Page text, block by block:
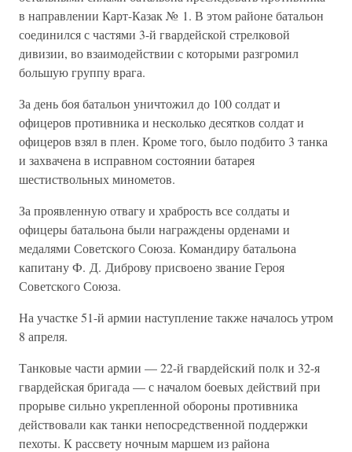
в направлении Карт-Казак № 1. В этом районе батальон
соединился с частями 3-й гвардейской стрелковой
дивизии, во взаимодействии с которыми разгромил
большую группу врага.
За день боя батальон уничтожил до 100 солдат и
офицеров противника и несколько десятков солдат и
офицеров взял в плен. Кроме того, было подбито 3 танка
и захвачена в исправном состоянии батарея
шестиствольных минометов.
За проявленную отвагу и храбрость все солдаты и
офицеры батальона были награждены орденами и
медалями Советского Союза. Командиру батальона
капитану Ф. Д. Диброву присвоено звание Героя
Советского Союза.
На участке 51-й армии наступление также началось утром
8 апреля.
Танковые части армии — 22-й гвардейский полк и 32-я
гвардейская бригада — с началом боевых действий при
прорыве сильно укрепленной обороны противника
действовали как танки непосредственной поддержки
пехоты. К рассвету ночным маршем из района